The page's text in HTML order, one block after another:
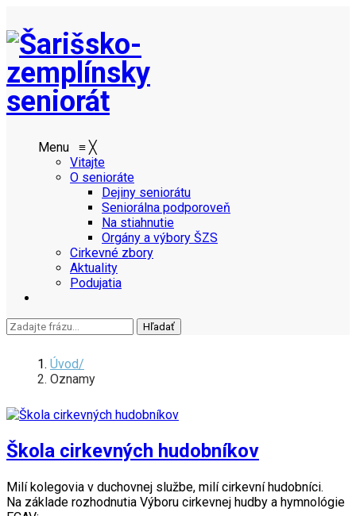
Menu ≡ ╳
Vitajte
O senioráte
Dejiny seniorátu
Seniorálna podporoveň
Na stiahnutie
Orgány a výbory ŠZS
Cirkevné zbory
Aktuality
Podujatia
Úvod
Oznamy
Škola cirkevných hudobníkov
Milí kolegovia v duchovnej službe, milí cirkevní hudobníci.
Na základe rozhodnutia Výboru cirkevnej hudby a hymnológie